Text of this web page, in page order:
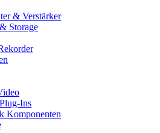
& Verstärker
Storage
Ins
Komponenten